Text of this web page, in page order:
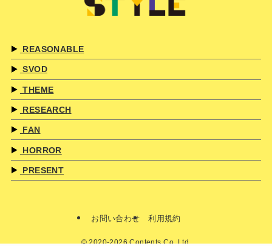
REASONABLE
SVOD
THEME
RESEARCH
FAN
HORROR
PRESENT
お問い合わせ 利用規約
©2020-2026 Contents Co.,Ltd.